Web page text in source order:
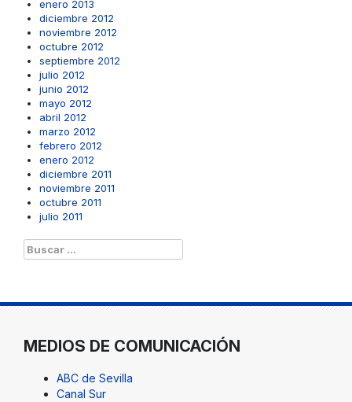
enero 2013
diciembre 2012
noviembre 2012
octubre 2012
septiembre 2012
julio 2012
junio 2012
mayo 2012
abril 2012
marzo 2012
febrero 2012
enero 2012
diciembre 2011
noviembre 2011
octubre 2011
julio 2011
Buscar:
MEDIOS DE COMUNICACIÓN
ABC de Sevilla
Canal Sur